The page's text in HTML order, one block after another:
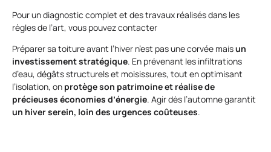
Pour un diagnostic complet et des travaux réalisés dans les
règles de l’art, vous pouvez contacter
Préparer sa toiture avant l’hiver n’est pas une corvée maisun
investissement stratégique. En prévenant les infiltrations
d’eau, dégâts structurels et moisissures, tout en optimisant
l’isolation, on protège son patrimoine et réalise de
précieuses économies d’énergie. Agir dès l’automne garantit
un hiver serein, loin des urgences coûteuses.